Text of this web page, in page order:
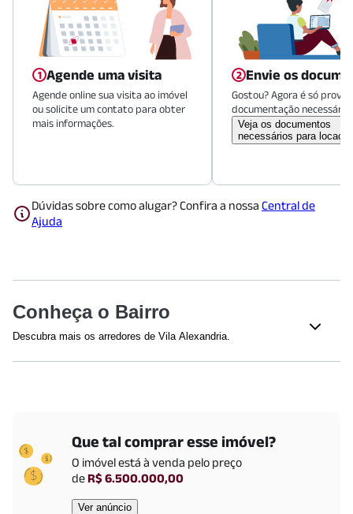
Agende uma visita
Agende online sua visita ao imóvel
ou solicite um contato para obter
mais informações.
Envie os
Gostou? Agora é só
documentação necessária.
Veja os documentos
necessários para
Dúvidas sobre como alugar? Confira a nossa Central de
Ajuda
Conheça o Bairro
Descubra mais os arredores de Vila Alexandria.
Extra Mercado( 1745m)
Restaurantes
McDonald's(412m)
Que tal comprar esse imóvel?
O imóvel está à venda pelo preço
de R$ 6.500.000,00
Ver anúncio